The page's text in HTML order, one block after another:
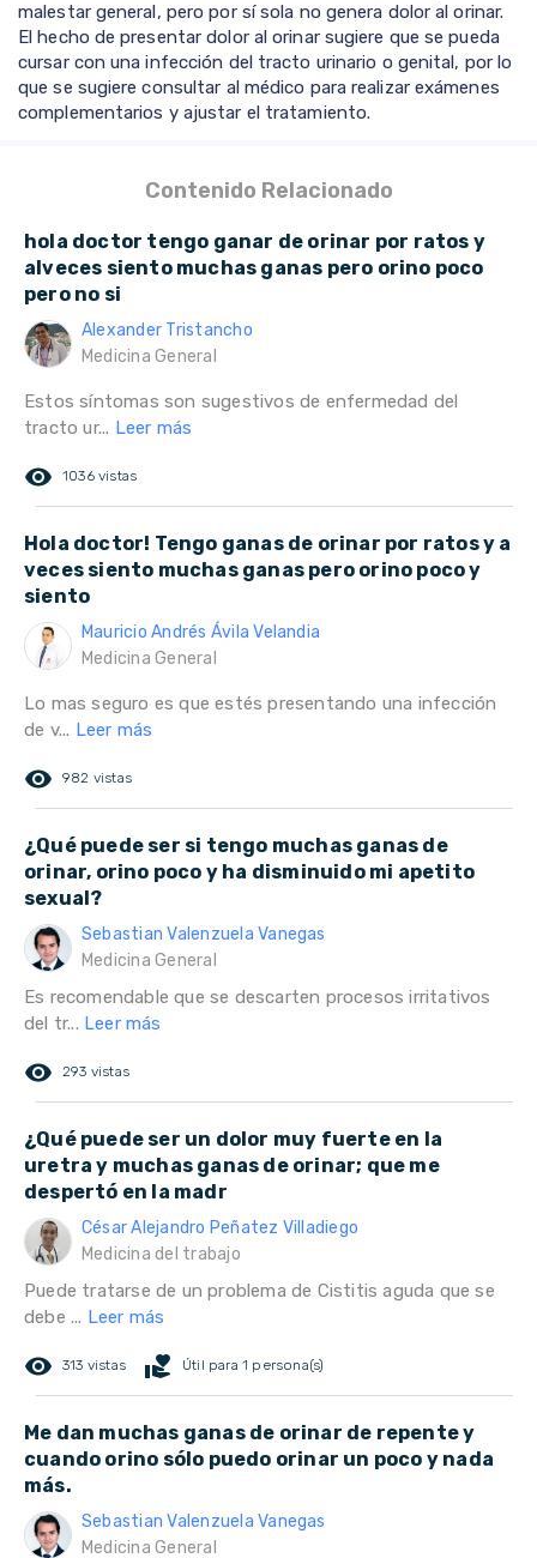
malestar general, pero por sí sola no genera dolor al orinar.
El hecho de presentar dolor al orinar sugiere que se pueda
cursar con una infección del tracto urinario o genital, por lo
que se sugiere consultar al médico para realizar exámenes
complementarios y ajustar el tratamiento.
Contenido Relacionado
hola doctor tengo ganar de orinar por ratos y
alveces siento muchas ganas pero orino poco
pero no si
Alexander Tristancho
Medicina General
Estos síntomas son sugestivos de enfermedad del
tracto ur... Leer más
remove_red_eye 1036 vistas
Hola doctor! Tengo ganas de orinar por ratos y a
veces siento muchas ganas pero orino poco y
siento
Mauricio Andrés Ávila Velandia
Medicina General
Lo mas seguro es que estés presentando una infección
de v... Leer más
remove_red_eye 982 vistas
¿Qué puede ser si tengo muchas ganas de
orinar, orino poco y ha disminuido mi apetito
sexual?
Sebastian Valenzuela Vanegas
Medicina General
Es recomendable que se descarten procesos irritativos
del tr... Leer más
remove_red_eye 293 vistas
¿Qué puede ser un dolor muy fuerte en la
uretra y muchas ganas de orinar; que me
despertó en la madr
César Alejandro Peñatez Villadiego
Medicina del trabajo
Puede tratarse de un problema de Cistitis aguda que se
debe ... Leer más
remove_red_eye 313 vistas volunteer_activism Útil para 1 persona(s)
Me dan muchas ganas de orinar de repente y
cuando orino sólo puedo orinar un poco y nada
más.
Sebastian Valenzuela Vanegas
Medicina General